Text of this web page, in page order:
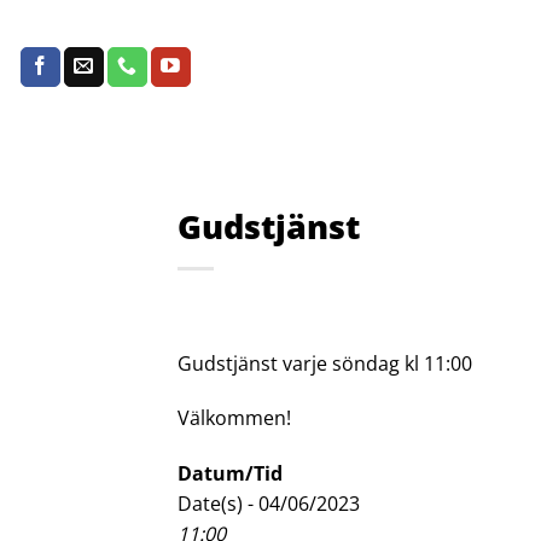
content
Gudstjänst
Gudstjänst varje söndag kl 11:00
Välkommen!
Datum/Tid
Date(s) - 04/06/2023
11:00